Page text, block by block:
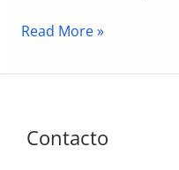
Uno
todos,
uno
Read More »
Contacto